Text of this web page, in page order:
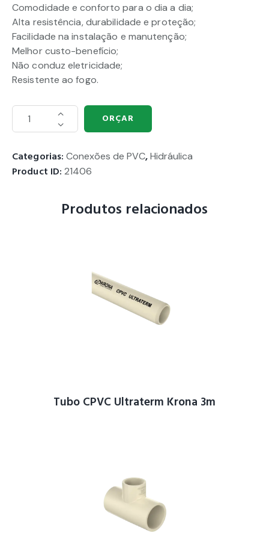
Comodidade e conforto para o dia a dia;
Alta resistência, durabilidade e proteção;
Facilidade na instalação e manutenção;
Melhor custo-benefício;
Não conduz eletricidade;
Resistente ao fogo.
ORÇAR
Categorias:Conexões de PVC,Hidráulica
Product ID:21406
Produtos relacionados
Tubo CPVC Ultraterm Krona 3m